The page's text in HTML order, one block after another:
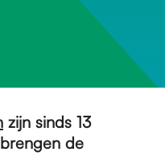
zijn sinds 13
de